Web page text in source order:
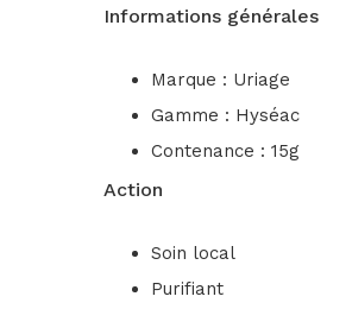
Informations générales
Marque : Uriage
Gamme : Hyséac
Contenance : 15g
Action
Soin local
Purifiant